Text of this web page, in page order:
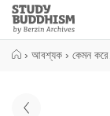
Close
Study
Buddhism
› আবশ্যক › কেমন